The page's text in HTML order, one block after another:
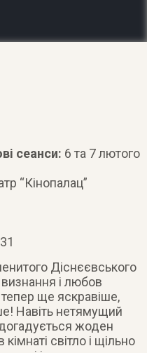
сеанси: 6 та 7 лютого
“Кінопалац”
Діснєєвського
і любов
ще яскравіше,
Навіть нетямущий
жоден
світло і щільно